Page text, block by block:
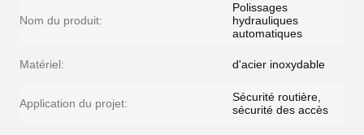
Nom du produit:
Polissages
hydrauliques
automatiques
Matériel: d'acier inoxydable
Application du projet:
Sécurité routière,
sécurité des accès